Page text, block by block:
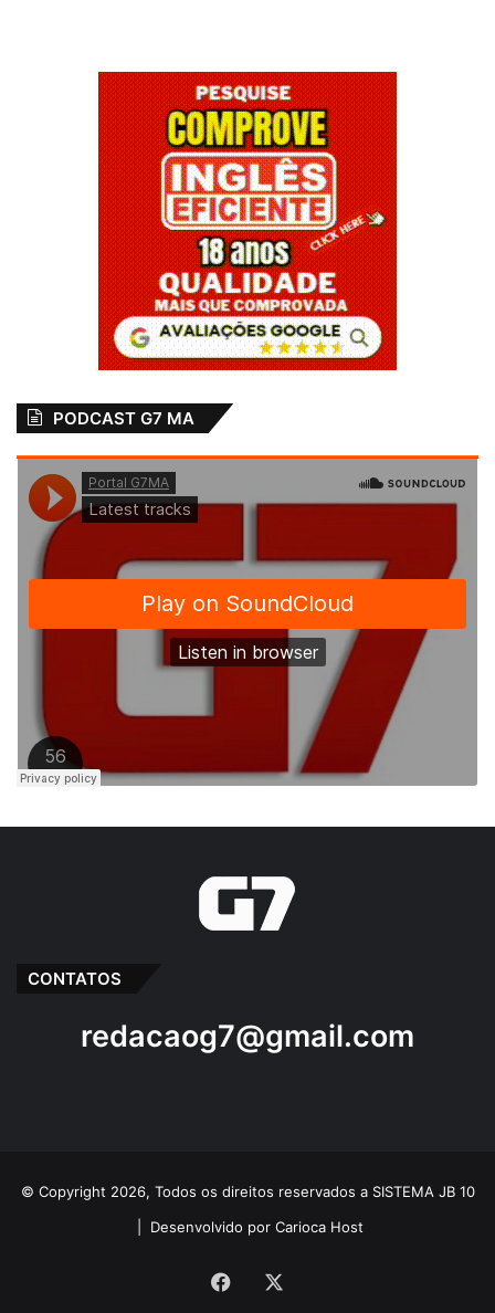
PODCAST G7 MA
CONTATOS
redacaog7@gmail.com
© Copyright 2026, Todos os direitos reservados a SISTEMA JB 10
Desenvolvido por Carioca Host
Facebook